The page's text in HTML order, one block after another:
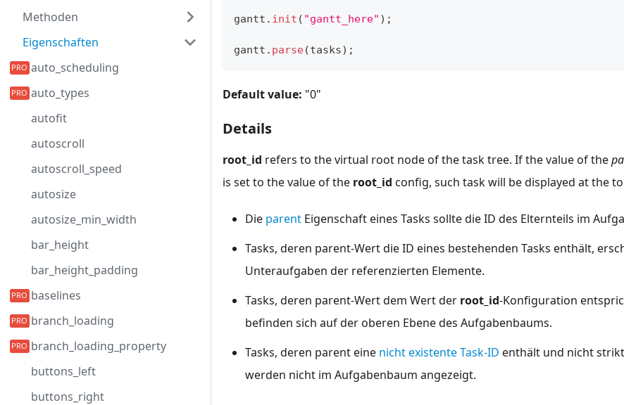
Methoden
Eigenschaften
auto_scheduling
auto_types
autofit
autoscroll
autoscroll_speed
autosize
autosize_min_width
bar_height
bar_height_padding
baselines
branch_loading
branch_loading_property
buttons_left
buttons_right
gantt . init ( "gantt_here" ) ;
gantt . parse(tasks) ;
Default value: "0"
Details
root_id refers to the virtual root node of the task tree. If the value of the
is set to the value of the root_id config, such task will be displayed at the
Die parent Eigenschaft eines Tasks sollte die ID des Elternteils im
Tasks, deren parent-Wert die ID eines bestehenden Tasks enthält,
Unteraufgaben der referenzierten Elemente.
Tasks, deren parent-Wert dem Wert der root_id-Konfiguration
befinden sich auf der oberen Ebene des Aufgabenbaums.
Tasks, deren parent eine nicht existente Task-ID enthält und nicht
werden nicht im Aufgabenbaum angezeigt.